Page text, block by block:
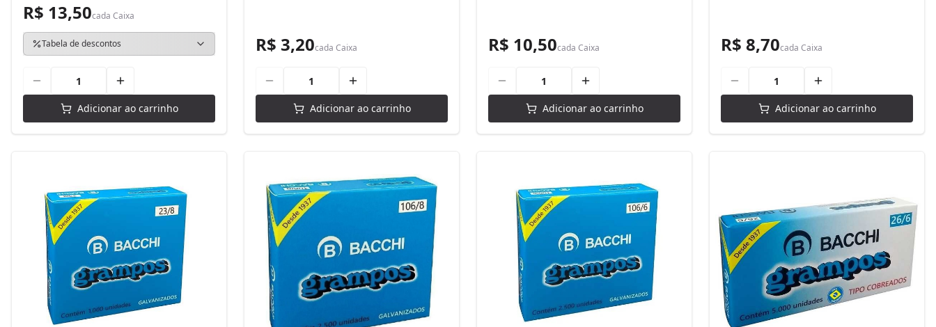
R$ 13,50cada Caixa
Tabela de descontos
Adicionar ao carrinho
R$ 3,20cada Caixa
Adicionar ao carrinho
R$ 10,50cada Caixa
Adicionar ao carrinho
R$ 8,70cada Caixa
Adicionar ao carrinho